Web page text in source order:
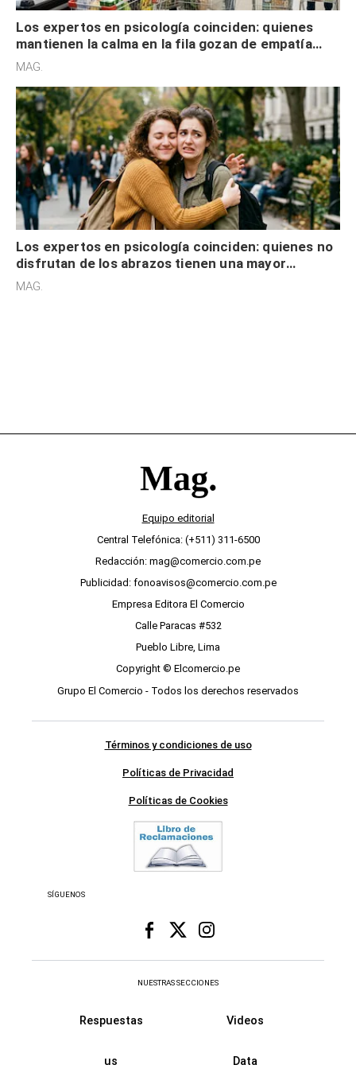
Los expertos en psicología coinciden: quienes
mantienen la calma en la fila gozan de empatía
cognitiva, gratitud y no solo tienen autocontrol
MAG.
Los expertos en psicología coinciden: quienes no
disfrutan de los abrazos tienen una mayor
sensibilidad a los estímulos físicos y no es por
MAG.
Equipo editorial
Central Telefónica: (+511) 311-6500
Redacción: mag@comercio.com.pe
Publicidad: fonoavisos@comercio.com.pe
Empresa Editora El Comercio
Calle Paracas #532
Pueblo Libre, Lima
Copyright © Elcomercio.pe
Grupo El Comercio - Todos los derechos reservados
Términos y condiciones de uso
Políticas de Privacidad
Políticas de Cookies
SÍGUENOS
NUESTRAS SECCIONES
Respuestas Videos
us Data